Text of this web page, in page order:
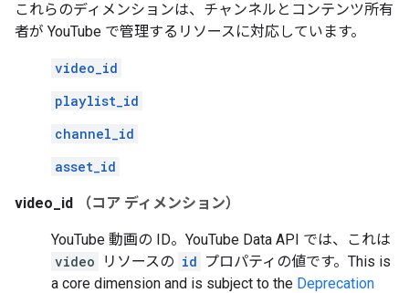
これらのディメンションは、チャンネルとコンテンツ所有
者が YouTube で管理するリソースに対応しています。
video_id
playlist_id
channel_id
asset_id
video_id （コア ディメンション）
YouTube 動画の ID。YouTube Data API では、これは
video
リソースの id プロパティの値です。 This is
a core dimension and is subject to the Deprecation